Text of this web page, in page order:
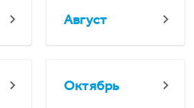
Август
Октябрь